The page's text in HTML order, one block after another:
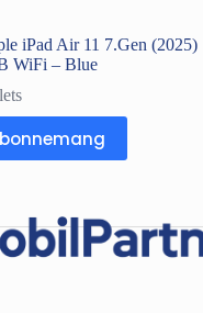
iPad Air 11 7.Gen (2025)
WiFi – Blue